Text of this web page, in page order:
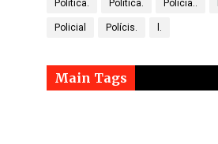
Politica. Política. Policia..
Policial Polícis. l.
Main Tags